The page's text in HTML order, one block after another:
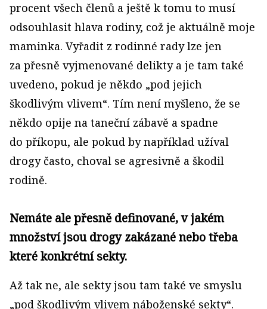
procent všech členů a ještě k tomu to musí
odsouhlasit hlava rodiny, což je aktuálně moje
maminka. Vyřadit z rodinné rady lze jen
za přesně vyjmenované delikty a je tam také
uvedeno, pokud je někdo „pod jejich
škodlivým vlivem“. Tím není myšleno, že se
někdo opije na taneční zábavě a spadne
do příkopu, ale pokud by například užíval
drogy často, choval se agresivně a škodil
rodině.
Nemáte ale přesně definované, v jakém
množství jsou drogy zakázané nebo třeba
které konkrétní sekty.
Až tak ne, ale sekty jsou tam také ve smyslu
„pod škodlivým vlivem náboženské sekty“.